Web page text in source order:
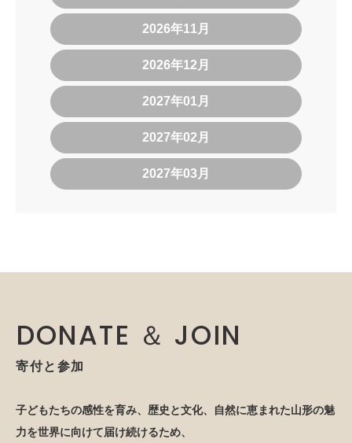
2026年11月
2026年12月
2027年01月
2027年02月
2027年03月
DONATE ＆ JOIN
寄付と参加
子どもたちの感性を育み、歴史と文化、自然に恵まれた山形の魅
力を世界に向けて届け続けるため、